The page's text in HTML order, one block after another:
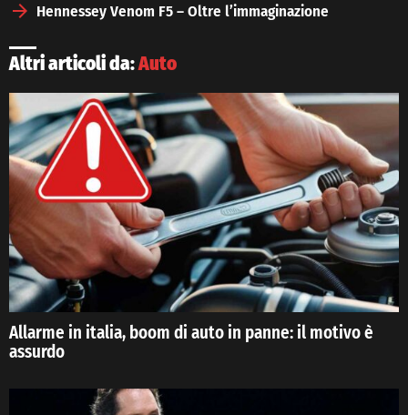
Hennessey Venom F5 – Oltre l’immaginazione
Altri articoli da:Auto
Allarme in italia, boom di auto in panne: il motivo è
assurdo